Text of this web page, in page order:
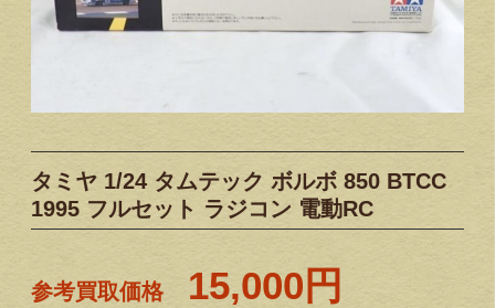
タミヤ 1/24 タムテック ボルボ 850 BTCC
1995 フルセット ラジコン 電動RC
参考買取価格 15,000円